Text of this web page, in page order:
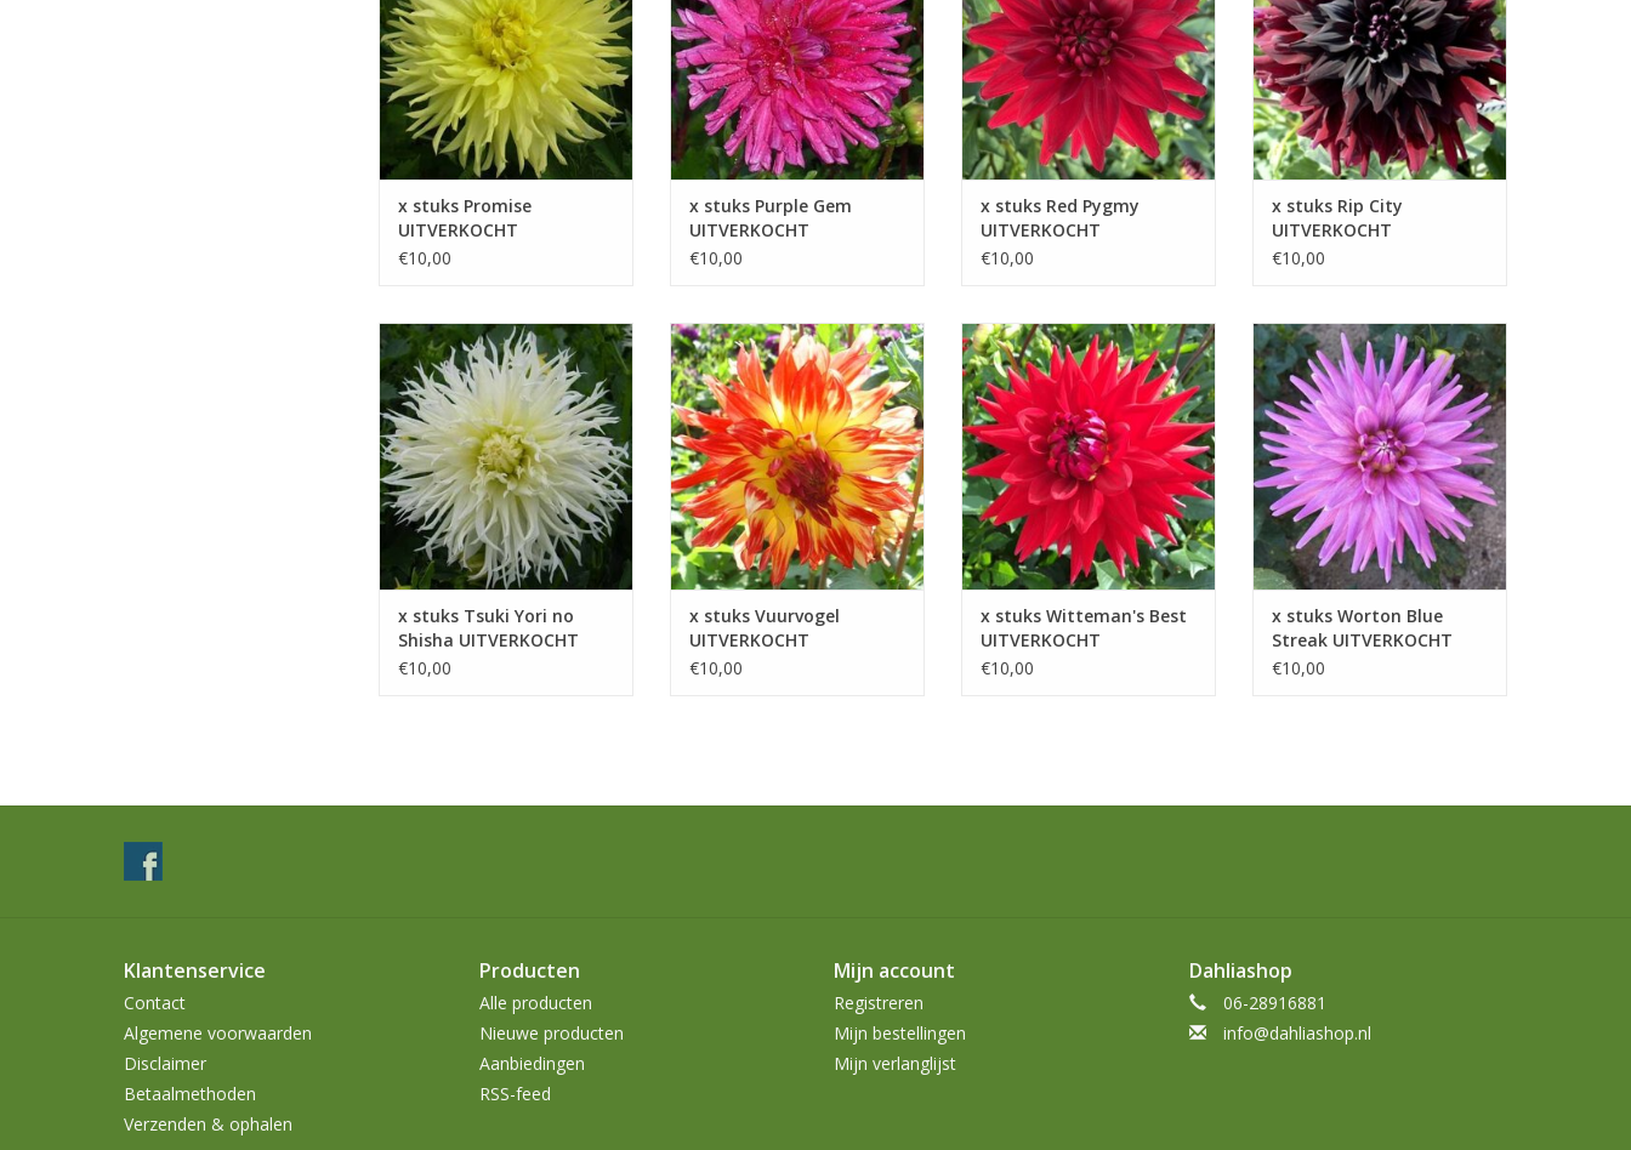
verblijden
TOEVOEGEN AAN WINKELWAGEN
x stuks Promise
UITVERKOCHT
€10,00
TOEVOEGEN AAN WINKELWAGEN
x stuks Purple Gem
UITVERKOCHT
€10,00
ruimte in te nemen
TOEVOEGEN AAN WINKELWAGEN
x stuks Red Pygmy
UITVERKOCHT
€10,00
TOEVOEGEN AAN WINKELWAGEN
x stuks Rip City
UITVERKOCHT
€10,00
De ivoor-witte kleur van de
bloemen maakt het een
veelzijdige keuze die goed
combineert met andere planten
en bloemen
TOEVOEGEN AAN WINKELWAGEN
x stuks Tsuki Yori no
Shisha UITVERKOCHT
€10,00
Vuurvogel is een prachtige dahlia
die de aandacht trekt met zijn
vurige kleuren en een levendig en
warm effect creëert in de tuin
TOEVOEGEN AAN WINKELWAGEN
x stuks Vuurvogel
UITVERKOCHT
€10,00
Witteman's Best is met haar
mooie kleur een prachtige
toevoeging aan elke
bloemencombinatie
TOEVOEGEN AAN WINKELWAGEN
x stuks Witteman's Best
UITVERKOCHT
€10,00
Dahlia Worton Blue Streak heeft
een prachtige lila tint die neigt
naar lavendelblauw, wat zorgt
voor een verfijnde uitstraling in
elke tuin
TOEVOEGEN AAN WINKELWAGEN
x stuks Worton Blue
Streak UITVERKOCHT
€10,00
Klantenservice
Contact
Algemene voorwaarden
Disclaimer
Betaalmethoden
Verzenden & ophalen
Producten
Alle producten
Nieuwe producten
Aanbiedingen
RSS-feed
Mijn account
Registreren
Mijn bestellingen
Mijn verlanglijst
Dahliashop
06-28916881
info@dahliashop.nl